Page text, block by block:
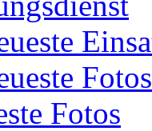
Fotos
Fotos